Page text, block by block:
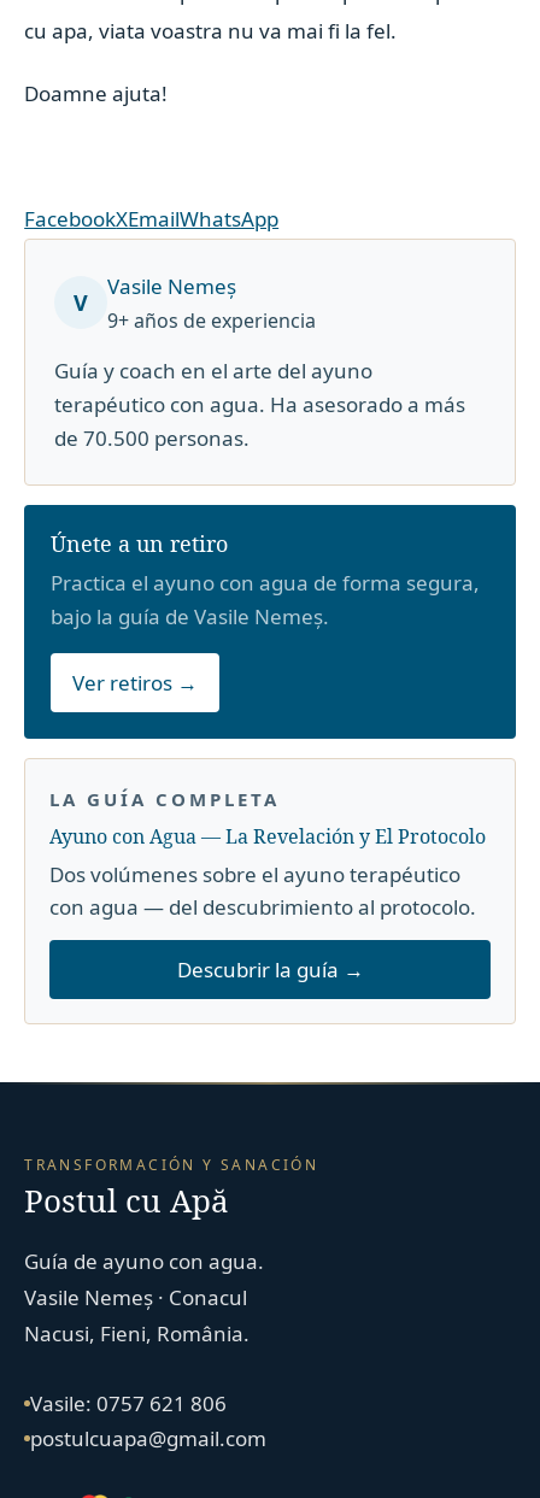
cu apa, viata voastra nu va mai fi la fel.
Doamne ajuta!
FacebookXEmailWhatsApp
V
Vasile Nemeș
9+ años de experiencia
Guía y coach en el arte del ayuno
terapéutico con agua. Ha asesorado a más
de 70.500 personas.
Únete a un retiro
Practica el ayuno con agua de forma segura,
bajo la guía de Vasile Nemeș.
Ver retiros →
LA GUÍA COMPLETA
Ayuno con Agua — La Revelación y El Protocolo
Dos volúmenes sobre el ayuno terapéutico
con agua — del descubrimiento al protocolo.
Descubrir la guía →
TRANSFORMACIÓN Y SANACIÓN
Postul cu Apă
Guía de ayuno con agua.
Vasile Nemeș · Conacul
Nacusi, Fieni, România.
Vasile: 0757 621 806
postulcuapa@gmail.com